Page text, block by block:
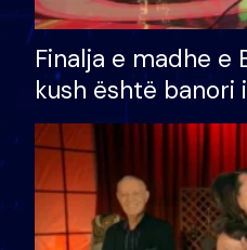
Finalja e madhe e
kush është banori
shtëpinë dhe
të fituar çmimin e